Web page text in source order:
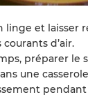
linge et laisser
d’air.
préparer le
une
pendant